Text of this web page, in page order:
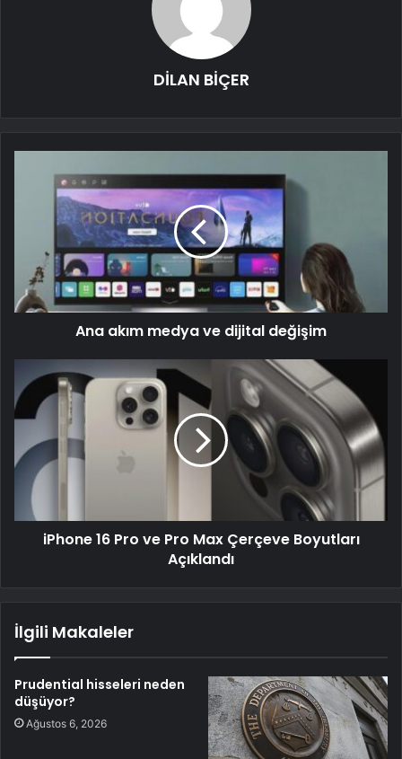
DİLAN BİÇER
Ana akım medya ve dijital değişim
iPhone 16 Pro ve Pro Max Çerçeve Boyutları
Açıklandı
İlgili Makaleler
Prudential hisseleri neden
düşüyor?
Ağustos 6, 2026